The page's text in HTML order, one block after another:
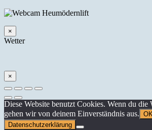
×
Wetter
×
Diese Website benutzt Cookies. Wenn du die
gehen wir von deinem Einverständnis aus.
Datenschutzerklärung